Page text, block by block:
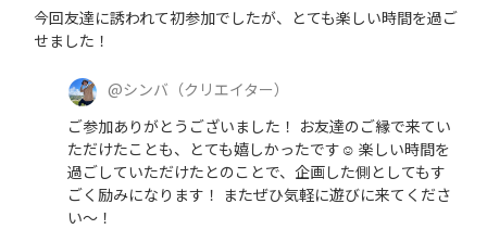
今回友達に誘われて初参加でしたが、とても楽しい時間を過ご
せました！
@シンバ （クリエイター）
ご参加ありがとうございました！ お友達のご縁で来てい
ただけたことも、とても嬉しかったです☺️ 楽しい時間を
過ごしていただけたとのことで、企画した側としてもす
ごく励みになります！ またぜひ気軽に遊びに来てくださ
い〜！